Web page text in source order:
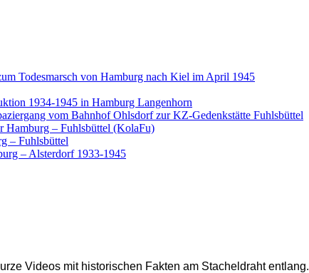
Todesmarsch von Hamburg nach Kiel im April 1945
1934-1945 in Hamburg Langenhorn
vom Bahnhof Ohlsdorf zur KZ-Gedenkstätte Fuhlsbüttel
Hamburg – Fuhlsbüttel (KolaFu)
– Fuhlsbüttel
– Alsterdorf 1933-1945
Videos mit historischen Fakten am Stacheldraht entlang.